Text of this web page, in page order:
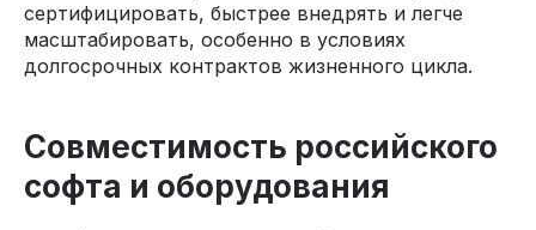
сертифицировать, быстрее внедрять и легче
масштабировать, особенно в условиях
долгосрочных контрактов жизненного цикла.
Совместимость российского
софта и оборудования